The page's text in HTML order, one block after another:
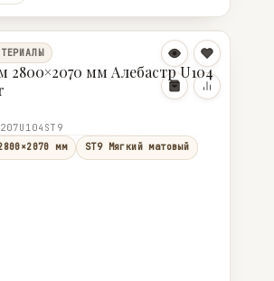
мм Алебастр U104
мм ST9 Мягкий матовый